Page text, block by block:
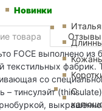
Новинки
С
товара Отзывы
FOCE выполнено
текстильных фабрик.
со
– тинсулэйт